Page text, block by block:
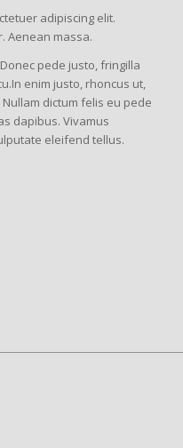
adipiscing elit.
Aenean massa.
pede justo, fringilla
enim justo, rhoncus ut,
dictum felis eu pede
dapibus. Vivamus
eleifend tellus.